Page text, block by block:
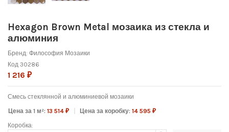
Hexagon Brown Metal мозаика из стекла и
алюминия
Бренд: Философия Мозаики
Код 30286
1 216 ₽
Смесь стеклянной и алюминиевой мозаики
Цена за 1 м²:13 514 ₽ Цена за коробку:14 595 ₽
Коробка: